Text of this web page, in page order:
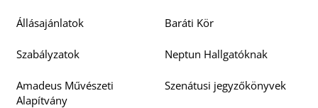
Állásajánlatok Baráti Kör
Szabályzatok Neptun Hallgatóknak
Amadeus Művészeti
Alapítvány
Szenátusi jegyzőkönyvek